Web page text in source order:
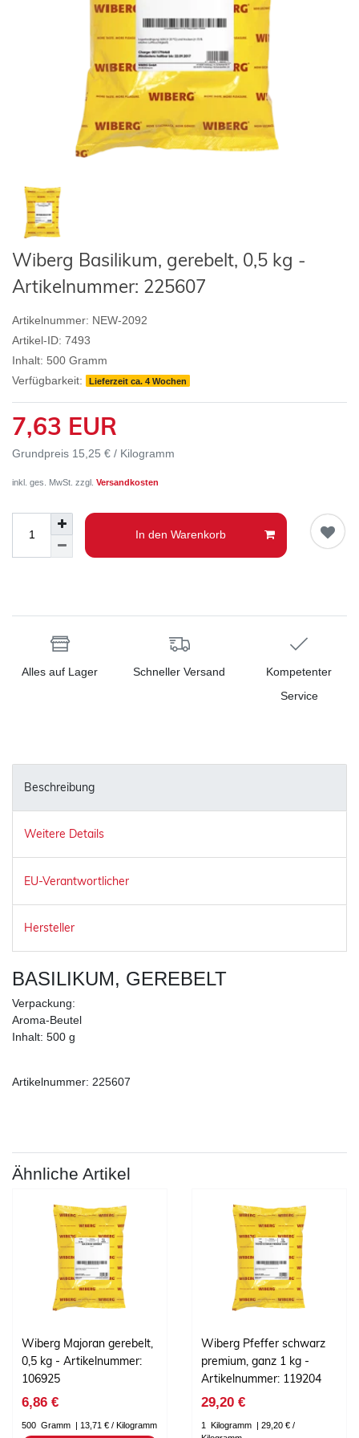
Wiberg Basilikum, gerebelt, 0,5 kg -
Artikelnummer: 225607
Artikelnummer: NEW-2092
Artikel-ID: 7493
Inhalt: 500 Gramm
Verfügbarkeit:
Lieferzeit ca. 4 Wochen
7,63 EUR
Grundpreis 15,25 € / Kilogramm
inkl. ges. MwSt. zzgl. Versandkosten
In den Warenkorb
Alles auf Lager Schneller Versand
Kompetenter
Service
Beschreibung
Weitere Details
EU-Verantwortlicher
Hersteller
BASILIKUM, GEREBELT
Verpackung:
Aroma-Beutel
Inhalt: 500 g
Artikelnummer: 225607
Ähnliche Artikel
Wiberg Majoran gerebelt,
0,5 kg - Artikelnummer:
106925
6,86 €
500 Gramm | 13,71 € / Kilogramm
Wiberg Pfeffer schwarz
premium, ganz 1 kg -
Artikelnummer: 119204
29,20 €
1 Kilogramm | 29,20 € /